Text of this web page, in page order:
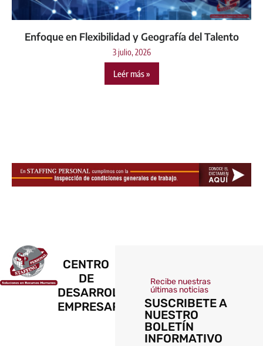
Enfoque en Flexibilidad y Geografía del Talento
3 julio, 2026
Leér más »
CENTRO
DE
DESARROLLO
EMPRESARIAL
Recibe nuestras
últimas noticias
SUSCRIBETE A
NUESTRO
BOLETÍN
INFORMATIVO